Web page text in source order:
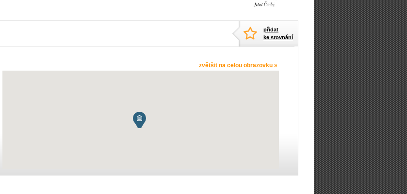
přidat
ke srovnání
zvětšit na celou obrazovku »